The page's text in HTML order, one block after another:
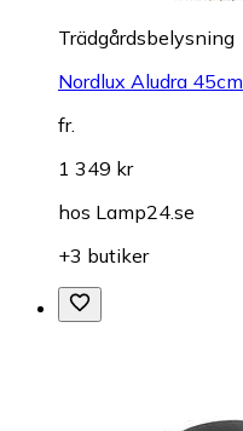
Trädgårdsbelysning
Nordlux Aludra 45cm
fr.
1 349 kr
hos Lamp24.se
+3 butiker